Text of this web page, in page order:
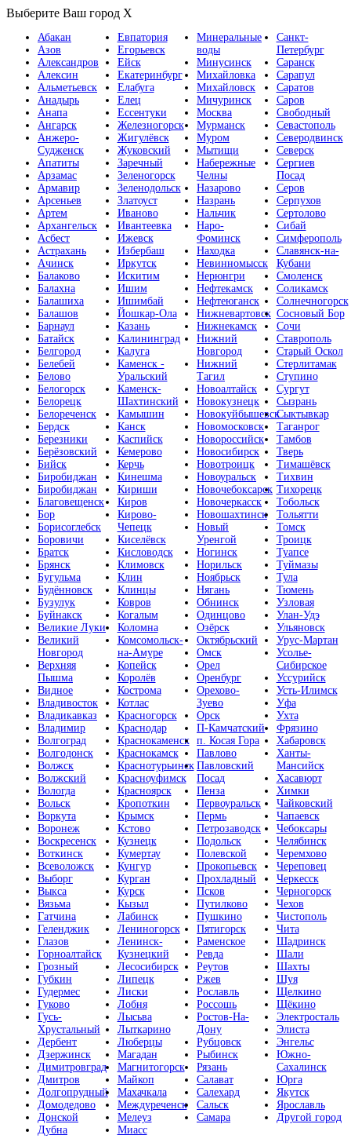
Выберите Ваш город X
Абакан
Азов
Александров
Алексин
Альметьевск
Анадырь
Анапа
Ангарск
Анжеро-
Судженск
Апатиты
Арзамас
Армавир
Арсеньев
Артем
Архангельск
Асбест
Астрахань
Ачинск
Балаково
Балахна
Балашиха
Балашов
Барнаул
Батайск
Белгород
Белебей
Белово
Белогорск
Белорецк
Белореченск
Бердск
Березники
Берёзовский
Бийск
Биробиджан
Биробиджан
Благовещенск
Бор
Борисоглебск
Боровичи
Братск
Брянск
Бугульма
Будённовск
Бузулук
Буйнакск
Великие Луки
Великий
Новгород
Верхняя
Пышма
Видное
Владивосток
Владикавказ
Владимир
Волгоград
Волгодонск
Волжск
Волжский
Вологда
Вольск
Воркута
Воронеж
Воскресенск
Воткинск
Всеволожск
Выборг
Выкса
Вязьма
Гатчина
Геленджик
Глазов
Горноалтайск
Грозный
Губкин
Гудермес
Гуково
Гусь-
Хрустальный
Дербент
Дзержинск
Димитровград
Дмитров
Долгопрудный
Домодедово
Донской
Дубна
Евпатория
Егорьевск
Ейск
Екатеринбург
Елабуга
Елец
Ессентуки
Железногорск
Жигулёвск
Жуковский
Заречный
Зеленогорск
Зеленодольск
Златоуст
Иваново
Ивантеевка
Ижевск
Избербаш
Иркутск
Искитим
Ишим
Ишимбай
Йошкар-Ола
Казань
Калининград
Калуга
Каменск -
Уральский
Каменск-
Шахтинский
Камышин
Канск
Каспийск
Кемерово
Керчь
Кинешма
Кириши
Киров
Кирово-
Чепецк
Киселёвск
Кисловодск
Климовск
Клин
Клинцы
Ковров
Когалым
Коломна
Комсомольск-
на-Амуре
Копейск
Королёв
Кострома
Котлас
Красногорск
Краснодар
Краснокаменск
Краснокамск
Краснотурьинск
Красноуфимск
Красноярск
Кропоткин
Крымск
Кстово
Кузнецк
Кумертау
Кунгур
Курган
Курск
Кызыл
Лабинск
Лениногорск
Ленинск-
Кузнецкий
Лесосибирск
Липецк
Лиски
Лобня
Лысьва
Лыткарино
Люберцы
Магадан
Магнитогорск
Майкоп
Махачкала
Междуреченск
Мелеуз
Миасс
Минеральные
воды
Минусинск
Михайловка
Михайловск
Мичуринск
Москва
Мурманск
Муром
Мытищи
Набережные
Челны
Назарово
Назрань
Нальчик
Наро-
Фоминск
Находка
Невинномысск
Нерюнгри
Нефтекамск
Нефтеюганск
Нижневартовск
Нижнекамск
Нижний
Новгород
Нижний
Тагил
Новоалтайск
Новокузнецк
Новокуйбышевск
Новомосковск
Новороссийск
Новосибирск
Новотроицк
Новоуральск
Новочебоксарск
Новочеркасск
Новошахтинск
Новый
Уренгой
Ногинск
Норильск
Ноябрьск
Нягань
Обнинск
Одинцово
Озёрск
Октябрьский
Омск
Орел
Оренбург
Орехово-
Зуево
Орск
П-Камчатский
п. Косая Гора
Павлово
Павловский
Посад
Пенза
Первоуральск
Пермь
Петрозаводск
Подольск
Полевской
Прокопьевск
Прохладный
Псков
Путилково
Пушкино
Пятигорск
Раменское
Ревда
Реутов
Ржев
Рославль
Россошь
Ростов-На-
Дону
Рубцовск
Рыбинск
Рязань
Салават
Салехард
Сальск
Самара
Санкт-
Петербург
Саранск
Сарапул
Саратов
Саров
Свободный
Севастополь
Северодвинск
Северск
Сергиев
Посад
Серов
Серпухов
Сертолово
Сибай
Симферополь
Славянск-на-
Кубани
Смоленск
Соликамск
Солнечногорск
Сосновый Бор
Сочи
Ставрополь
Старый Оскол
Стерлитамак
Ступино
Сургут
Сызрань
Сыктывкар
Таганрог
Тамбов
Тверь
Тимашёвск
Тихвин
Тихорецк
Тобольск
Тольятти
Томск
Троицк
Туапсе
Туймазы
Тула
Тюмень
Узловая
Улан-Удэ
Ульяновск
Урус-Мартан
Усолье-
Сибирское
Уссурийск
Усть-Илимск
Уфа
Ухта
Фрязино
Хабаровск
Ханты-
Мансийск
Хасавюрт
Химки
Чайковский
Чапаевск
Чебоксары
Челябинск
Черемхово
Череповец
Черкесск
Черногорск
Чехов
Чистополь
Чита
Шадринск
Шали
Шахты
Шуя
Щелкино
Щёкино
Электросталь
Элиста
Энгельс
Южно-
Сахалинск
Юрга
Якутск
Ярославль
Другой город